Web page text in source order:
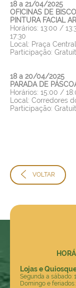
18 a 21/04/2025
OFICINAS DE
PINTURA FACIAL
Horários: 13:00 /
17:30
Local: Praça Central
Participação:
18 a 20/04/2025
PARADA DE
Horários: 15:00 /
Local: Corredores
Participação:
VOLTAR
Lojas e
Segunda a sábado:
Domingo e